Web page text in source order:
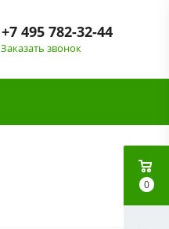
+7 495 782-32-44
Заказать звонок
0